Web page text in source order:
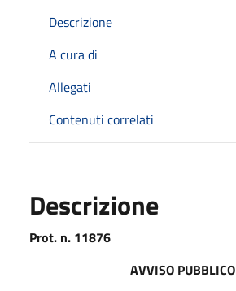
Descrizione
A cura di
Allegati
Contenuti correlati
Descrizione
Prot. n. 11876
AVVISO PUBBLICO